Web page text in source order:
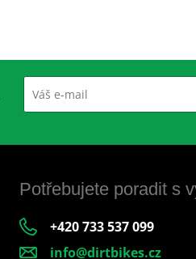
Potřebujete poradit s
+420 733 537 099
info@dirtbikes.cz